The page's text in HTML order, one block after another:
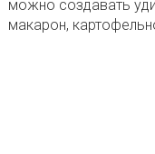
можно создавать
макарон,